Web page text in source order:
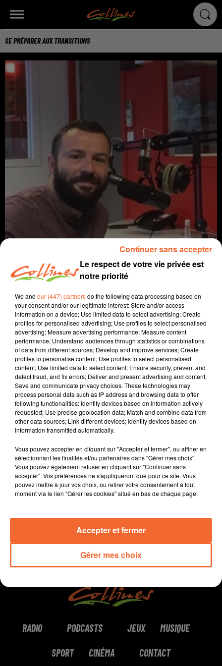
SE PRÉPARER AUX TRANSITIONS
coaching
3 février 2026 - 11 min 38 sec
SE PRÉPARER AUX TRANSITIONS
David Puaud
La voie(x) d'Alban
Tous les 15 jours le mardi, Alban nous donne des
conseils et nous amène son énergie positive. Alban est
Bressuire.
0:00 11 min 38 sec
RADIO PODCASTS JEUX MUSIQUE
SPORT CINÉMA CONTACT
Le respect de votre vie privée est
notre priorité
We and our (447) partnersdo the following data processing based on
your consent and/or our legitimate interest: Store and/or access
information on a device; Use limited data to select advertising; Create
profiles for personalised advertising; Use profiles to select personalised
advertising; Measure advertising performance; Measure content
performance; Understand audiences through statistics or combinations
of data from different sources; Develop and improve services; Create
profiles to personalise content; Use profiles to select personalised
content; Use limited data to select content; Ensure security, prevent and
detect fraud, and fix errors; Deliver and present advertising and content;
Save and communicate privacy choices. These technologies may
process personal data such as IP address and browsing data to offer
following functionalities: Identify devices based on information actively
requested; Use precise geolocation data; Match and combine data from
other data sources; Link different devices; Identify devices based on
information transmitted automatically.
Vous pouvez accepter en cliquant sur "Accepter et fermer", ou affiner en
sélectionnant les finalités et/ou partenaires dans "Gérer mes choix".
Vous pouvez également refuser en cliquant sur "Continuer sans
accepter". Vos préférences ne s'appliqueront que pour ce site. Vous
pouvez mettre à jour vos choix, ou retirer votre consentement à tout
moment via le lien "Gérer les cookies" situé en bas de chaque page.
Gérer mes choix
Accepter et fermer
Continuer sans accepter